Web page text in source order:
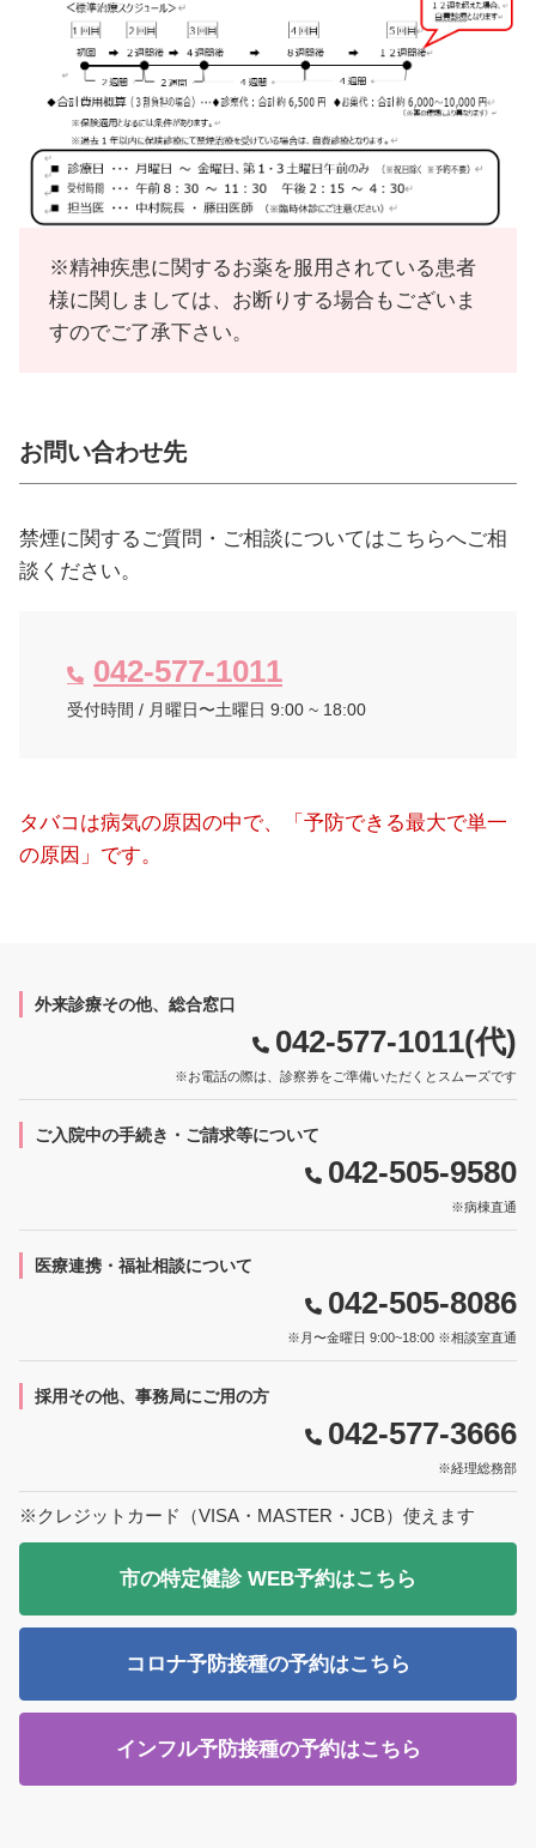
※精神疾患に関するお薬を服用されている患者
様に関しましては、お断りする場合もございま
すのでご了承下さい。
お問い合わせ先
禁煙に関するご質問・ご相談についてはこちらへご相
談ください。
042-577-1011
受付時間 / 月曜日〜土曜日 9:00 ~ 18:00
タバコは病気の原因の中で、「予防できる最大で単一
の原因」です。
外来診療その他、総合窓口
042-577-1011(代)
※お電話の際は、診察券をご準備いただくとスムーズです
ご入院中の手続き・ご請求等について
042-505-9580
※病棟直通
医療連携・福祉相談について
042-505-8086
※月〜金曜日 9:00~18:00 ※相談室直通
採用その他、事務局にご用の方
042-577-3666
※経理総務部
※クレジットカード（VISA・MASTER・JCB）使えます
市の特定健診 WEB予約はこちら
コロナ予防接種の予約はこちら
インフル予防接種の予約はこちら